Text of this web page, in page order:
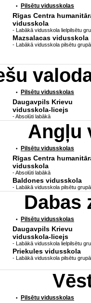
• Pilsētu vidusskolas
Rīgas Centra
vidusskola
- Labākā vidusskola lielpilsētu
Mazsalacas vidusskola
- Labākā vidusskola pilsētu grupā
• Pilsētu vidusskolas
Daugavpils Krievu
vidusskola-licejs
- Absolūti labākā
Angļu
• Pilsētu vidusskolas
Rīgas Centra
vidusskola
- Absolūti labākā
Baldones vidusskola
- Labākā vidusskola pilsētu grupā
Dabas
• Pilsētu vidusskolas
Daugavpils Krievu
vidusskola-licejs
- Labākā vidusskola lielpilsētu
Priekules vidusskola
- Labākā vidusskola pilsētu grupā
• Pilsētu vidusskolas